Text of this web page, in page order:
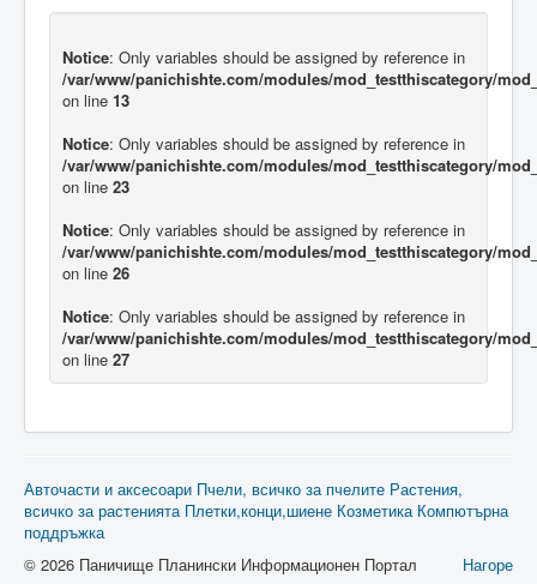
Notice: Only variables should be assigned by reference in
/var/www/panichishte.com/modules/mod_testthiscategory/
on line 13
Notice: Only variables should be assigned by reference in
/var/www/panichishte.com/modules/mod_testthiscategory/
on line 23
Notice: Only variables should be assigned by reference in
/var/www/panichishte.com/modules/mod_testthiscategory/
on line 26
Notice: Only variables should be assigned by reference in
/var/www/panichishte.com/modules/mod_testthiscategory/
on line 27
Авточасти и аксесоари Пчели, всичко за пчелите Растения,
всичко за растенията Плетки,конци,шиене Козметика Компютърна
поддръжка
Нагоре
© 2026 Паничище Планински Информационен Портал